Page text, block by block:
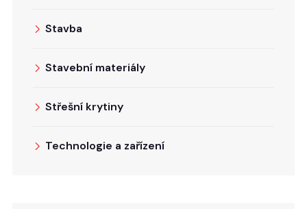
Stavba
Stavební materiály
Střešní krytiny
Technologie a zařízení